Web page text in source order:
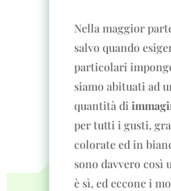
Nella maggior
salvo quando
particolari
siamo abituati ad
quantità di
per tutti i gusti,
colorate ed in
sono davvero così
è sì, ed eccone i